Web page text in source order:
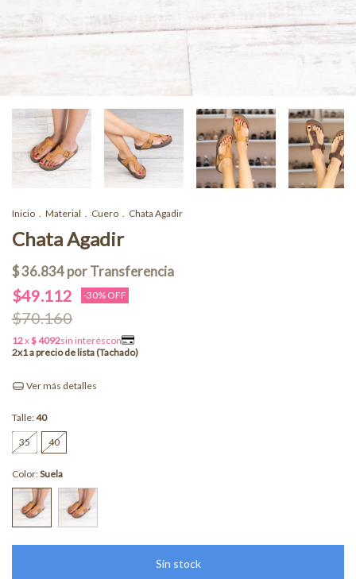
Inicio . Material . Cuero . Chata Agadir
Chata Agadir
$49.112 -30% OFF
$70.160
Ver más detalles
Talle:40
35 40
Color:Suela